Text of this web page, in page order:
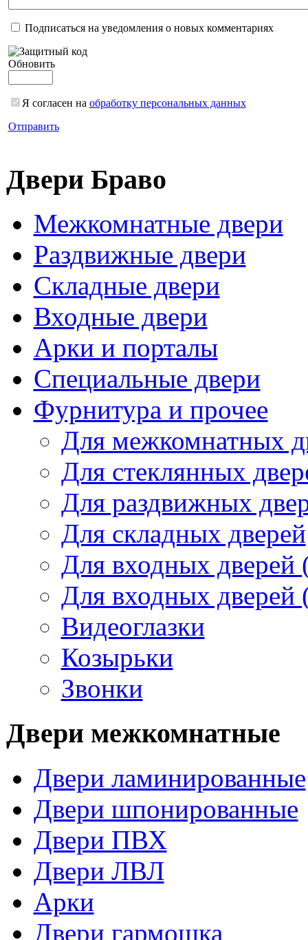
Подписаться на уведомления о новых комментариях
Обновить
Я согласен на обработку персональных данных
Отправить
Двери Браво
Межкомнатные двери
Раздвижные двери
Складные двери
Входные двери
Арки и порталы
Специальные двери
Фурнитура и прочее
Для межкомнатных
Для стеклянных
Для раздвижных
Для складных дверей
Для входных дверей
Для входных
Видеоглазки
Козырьки
Звонки
Двери межкомнатные
Двери ламинированные
Двери шпонированные
Двери ПВХ
Двери ЛВЛ
Арки
Двери гармошка